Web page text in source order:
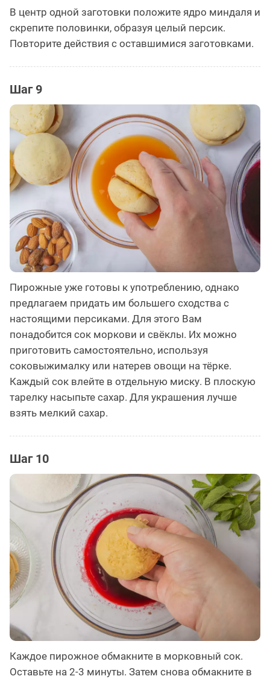
В центр одной заготовки положите ядро миндаля и
скрепите половинки, образуя целый персик.
Повторите действия с оставшимися заготовками.
Шаг 9
Пирожные уже готовы к употреблению, однако
предлагаем придать им большего сходства с
настоящими персиками. Для этого Вам
понадобится сок моркови и свёклы. Их можно
приготовить самостоятельно, используя
соковыжималку или натерев овощи на тёрке.
Каждый сок влейте в отдельную миску. В плоскую
тарелку насыпьте сахар. Для украшения лучше
взять мелкий сахар.
Шаг 10
Каждое пирожное обмакните в морковный сок.
Оставьте на 2-3 минуты. Затем снова обмакните в